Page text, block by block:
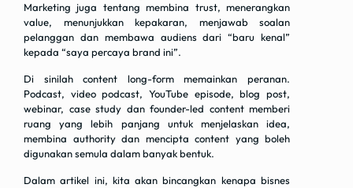
Marketing juga tentang membina trust, menerangkan
value, menunjukkan kepakaran, menjawab soalan
pelanggan dan membawa audiens dari “baru kenal”
kepada “saya percaya brand ini”.
Di sinilah content long-form memainkan peranan.
Podcast, video podcast, YouTube episode, blog post,
webinar, case study dan founder-led content memberi
ruang yang lebih panjang untuk menjelaskan idea,
membina authority dan mencipta content yang boleh
digunakan semula dalam banyak bentuk.
Dalam artikel ini, kita akan bincangkan kenapa bisnes